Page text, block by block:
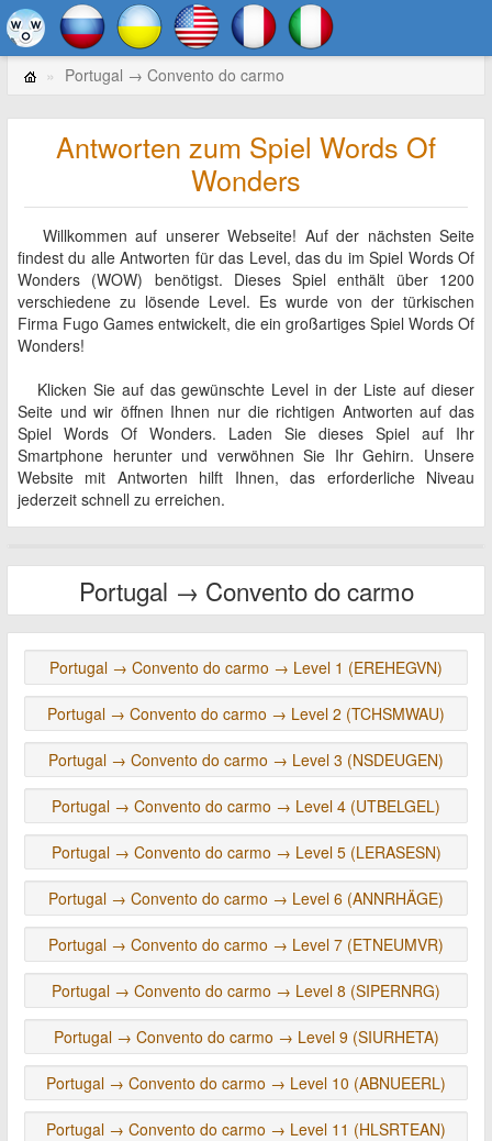
Portugal → Convento do carmo
Antworten zum Spiel Words Of
Wonders
Willkommen auf unserer Webseite! Auf der nächsten Seite
findest du alle Antworten für das Level, das du im Spiel Words Of
Wonders (WOW) benötigst. Dieses Spiel enthält über 1200
verschiedene zu lösende Level. Es wurde von der türkischen
Firma Fugo Games entwickelt, die ein großartiges Spiel Words Of
Wonders!
Klicken Sie auf das gewünschte Level in der Liste auf dieser
Seite und wir öffnen Ihnen nur die richtigen Antworten auf das
Spiel Words Of Wonders. Laden Sie dieses Spiel auf Ihr
Smartphone herunter und verwöhnen Sie Ihr Gehirn. Unsere
Website mit Antworten hilft Ihnen, das erforderliche Niveau
jederzeit schnell zu erreichen.
Portugal → Convento do carmo
Portugal → Convento do carmo → Level 1 (EREHEGVN)
Portugal → Convento do carmo → Level 2 (TCHSMWAU)
Portugal → Convento do carmo → Level 3 (NSDEUGEN)
Portugal → Convento do carmo → Level 4 (UTBELGEL)
Portugal → Convento do carmo → Level 5 (LERASESN)
Portugal → Convento do carmo → Level 6 (ANNRHÄGE)
Portugal → Convento do carmo → Level 7 (ETNEUMVR)
Portugal → Convento do carmo → Level 8 (SIPERNRG)
Portugal → Convento do carmo → Level 9 (SIURHETA)
Portugal → Convento do carmo → Level 10 (ABNUEERL)
Portugal → Convento do carmo → Level 11 (HLSRTEAN)